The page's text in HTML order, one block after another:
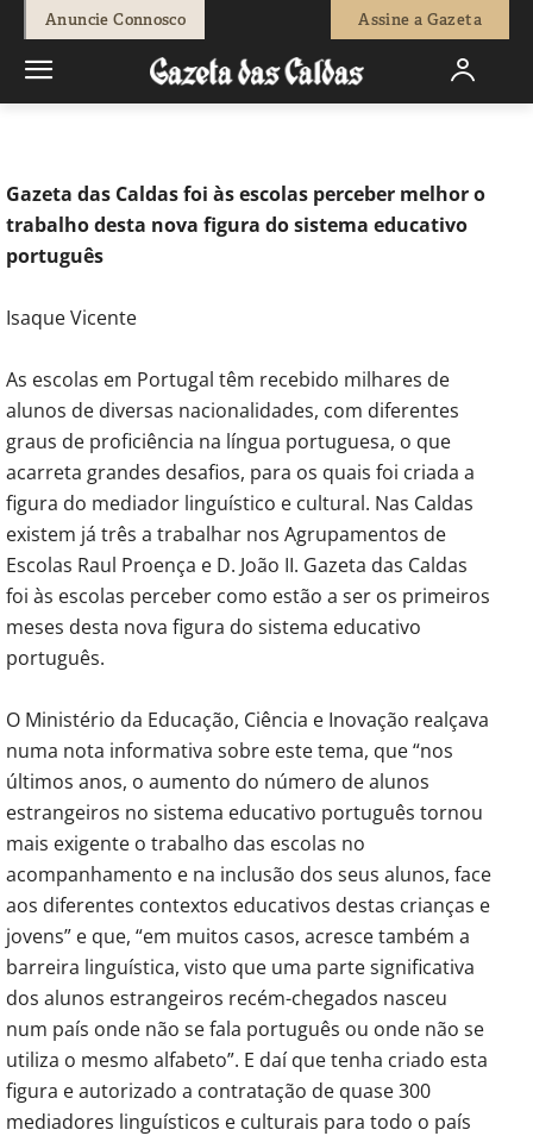
Anuncie Connosco Assine a Gazeta
Isaque Vicente - 526 0
Gazeta das Caldas foi às escolas perceber melhor o
trabalho desta nova figura do sistema educativo
português
Isaque Vicente
As escolas em Portugal têm recebido milhares de
alunos de diversas nacionalidades, com diferentes
graus de proficiência na língua portuguesa, o que
acarreta grandes desafios, para os quais foi criada a
figura do mediador linguístico e cultural. Nas Caldas
existem já três a trabalhar nos Agrupamentos de
Escolas Raul Proença e D. João II. Gazeta das Caldas
foi às escolas perceber como estão a ser os primeiros
meses desta nova figura do sistema educativo
português.
O Ministério da Educação, Ciência e Inovação realçava
numa nota informativa sobre este tema, que “nos
últimos anos, o aumento do número de alunos
estrangeiros no sistema educativo português tornou
mais exigente o trabalho das escolas no
acompanhamento e na inclusão dos seus alunos, face
aos diferentes contextos educativos destas crianças e
jovens” e que, “em muitos casos, acresce também a
barreira linguística, visto que uma parte significativa
dos alunos estrangeiros recém-chegados nasceu
num país onde não se fala português ou onde não se
utiliza o mesmo alfabeto”. E daí que tenha criado esta
figura e autorizado a contratação de quase 300
mediadores linguísticos e culturais para todo o país